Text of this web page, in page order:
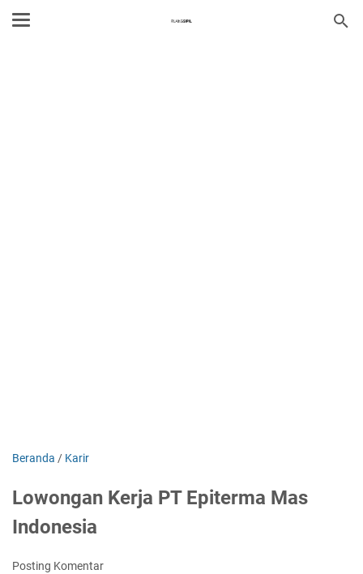
Beranda / Karir
Lowongan Kerja PT Epiterma Mas
Indonesia
Posting Komentar